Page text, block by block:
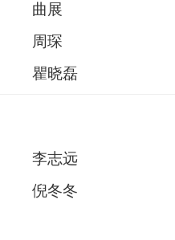
曲展
周琛
瞿晓磊
李志远
倪冬冬